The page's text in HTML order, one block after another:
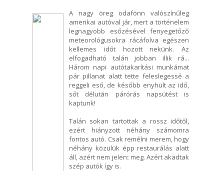
A nagy öreg odafönn valószínűleg
amerikai autóval jár, mert a történelem
legnagyobb esőzésével fenyegetőző
meteorológusokra rácáfolva egészen
kellemes időt hozott nekünk. Az
elfogadható talán jobban illik rá...
Három napi autótakarítási munkámat
pár pillanat alatt tette feleslegessé a
reggeli eső, de később enyhült az idő,
sőt délután párórás napsütést is
kaptunk!
Talán sokan tartottak a rossz időtől,
ezért hiányzott néhány számomra
fontos autó. Csak remélni merem, hogy
néhány közülük épp restaurálás alatt
áll, azért nem jelent meg. Azért akadtak
szép autók így is.